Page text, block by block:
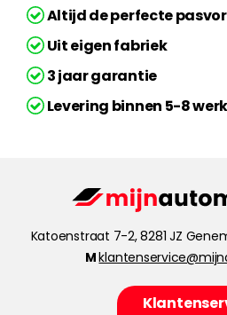
Altijd de perfecte
Uit eigen fabriek
3 jaar garantie
Levering binnen 5-8
Katoenstraat 7-2, 8281 JZ
M